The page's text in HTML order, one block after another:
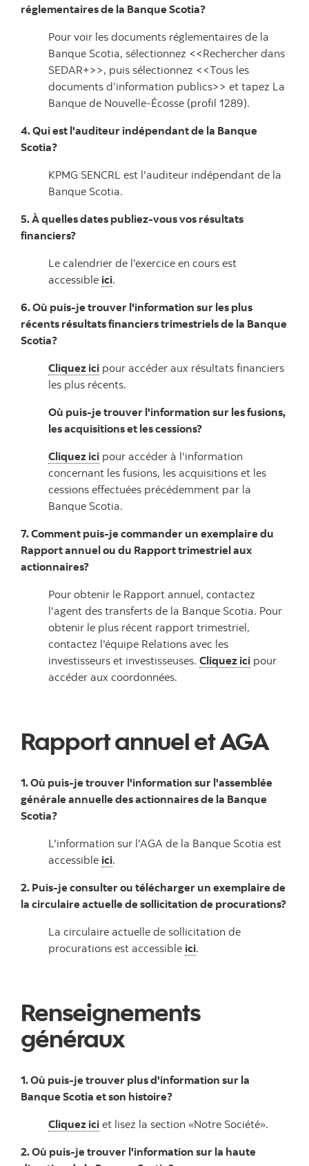
réglementaires de la Banque Scotia?
Pour voir les documents réglementaires de la
Banque Scotia, sélectionnez <<Rechercher dans
SEDAR+>>, puis sélectionnez <<Tous les
documents d’information publics>> et tapez La
Banque de Nouvelle-Écosse (profil 1289).
4. Qui est l'auditeur indépendant de la Banque
Scotia?
KPMG SENCRL est l'auditeur indépendant de la
Banque Scotia.
5. À quelles dates publiez-vous vos résultats
financiers?
Le calendrier de l'exercice en cours est
accessible ici.
6. Où puis-je trouver l'information sur les plus
récents résultats financiers trimestriels de la Banque
Scotia?
Cliquez ici pour accéder aux résultats financiers
les plus récents.
Où puis-je trouver l'information sur les fusions,
les acquisitions et les cessions?
Cliquez ici pour accéder à l'information
concernant les fusions, les acquisitions et les
cessions effectuées précédemment par la
Banque Scotia.
7. Comment puis-je commander un exemplaire du
Rapport annuel ou du Rapport trimestriel aux
actionnaires?
Pour obtenir le Rapport annuel, contactez
l'agent des transferts de la Banque Scotia. Pour
obtenir le plus récent rapport trimestriel,
contactez l'équipe Relations avec les
investisseurs et investisseuses. Cliquez ici pour
accéder aux coordonnées.
Rapport annuel et AGA
1. Où puis-je trouver l'information sur l'assemblée
générale annuelle des actionnaires de la Banque
Scotia?
L'information sur l'AGA de la Banque Scotia est
accessible ici.
2. Puis-je consulter ou télécharger un exemplaire de
la circulaire actuelle de sollicitation de procurations?
La circulaire actuelle de sollicitation de
procurations est accessible ici.
Renseignements
généraux
1. Où puis-je trouver plus d'information sur la
Banque Scotia et son histoire?
Cliquez ici et lisez la section «Notre Société».
2. Où puis-je trouver l'information sur la haute